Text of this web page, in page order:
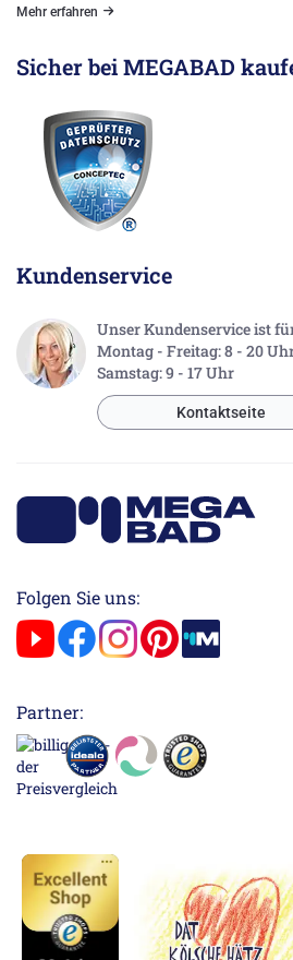
Mehr erfahren
Sicher bei MEGABAD
Kundenservice
Unser Kundenservice ist
Montag - Freitag: 8 - 20
Samstag: 9 - 17 Uhr
Kontaktseite
Folgen Sie uns:
Partner: